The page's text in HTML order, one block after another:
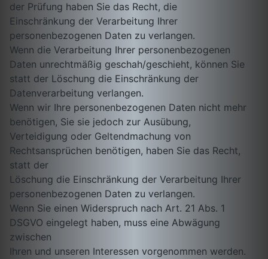
der Prüfung haben Sie das Recht, die
Einschränkung der Verarbeitung Ihrer
personenbezogenen Daten zu verlangen.
Wenn die Verarbeitung Ihrer personenbezogenen
Daten unrechtmäßig geschah/geschieht, können Sie
statt der Löschung die Einschränkung der
Datenverarbeitung verlangen.
Wenn wir Ihre personenbezogenen Daten nicht mehr
benötigen, Sie sie jedoch zur Ausübung,
Verteidigung oder Geltendmachung von
Rechtsansprüchen benötigen, haben Sie das Recht,
statt der
Löschung die Einschränkung der Verarbeitung Ihrer
personenbezogenen Daten zu verlangen.
Wenn Sie einen Widerspruch nach Art. 21 Abs. 1
DSGVO eingelegt haben, muss eine Abwägung
zwischen
Ihren und unseren Interessen vorgenommen werden.